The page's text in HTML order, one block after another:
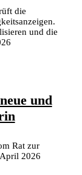
die
und die
und
Rat zur
2026